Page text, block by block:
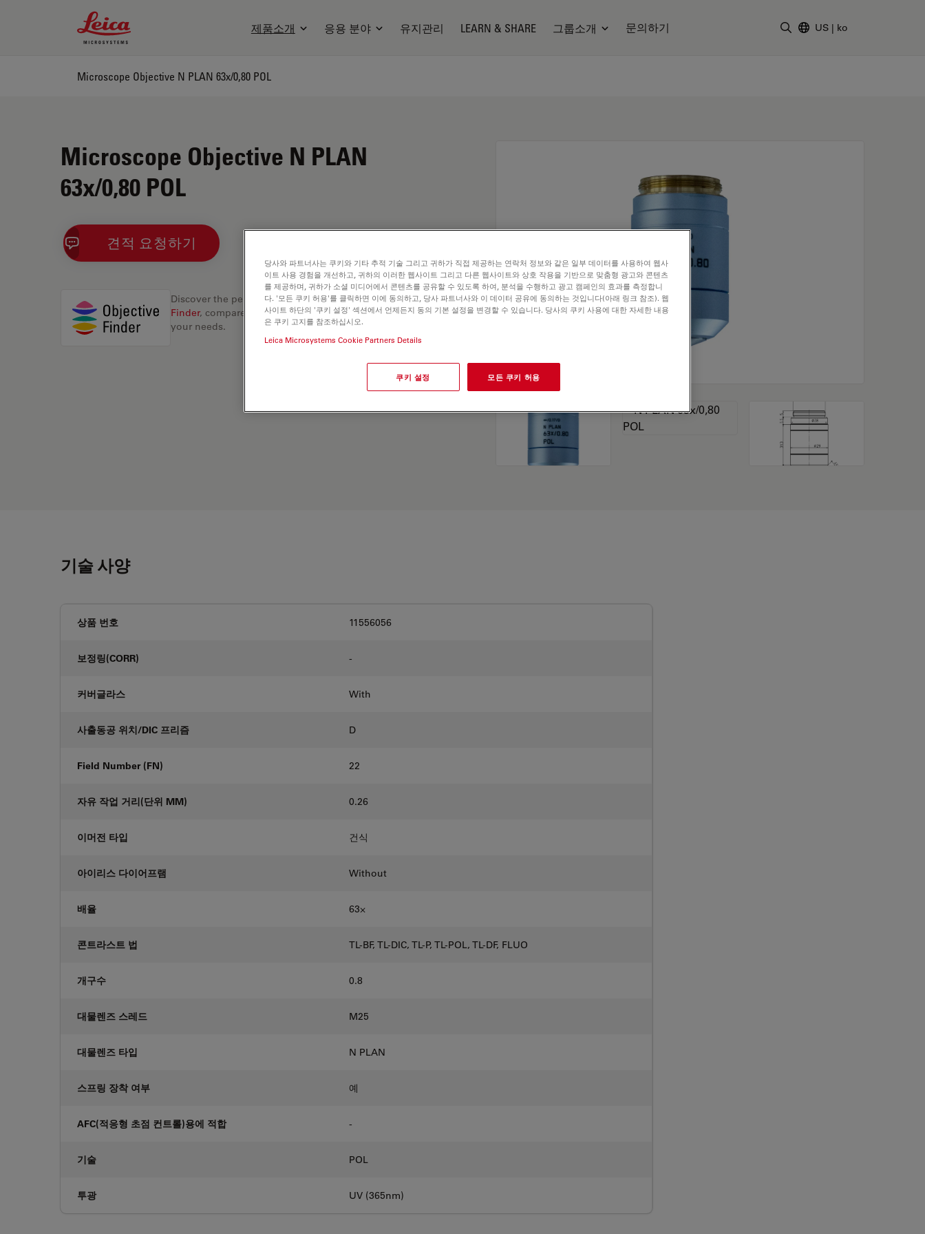
Leica Microsystems Logo
제품소개 응용 분야 유지관리 LEARN & SHARE 그룹소개 문의하기 US | ko
Microscope Objective N PLAN 63x/0,80 POL
Microscope Objective N PLAN
63x/0,80 POL
견적 요청하기
Discover the perfect solution. Explore ourObjective
Finder, compare alternatives, and find the best fit for
your needs.
기술 사양
상품 번호 11556056
보정링(CORR) -
커버글라스 With
사출동공 위치/DIC 프리즘 D
Field Number (FN) 22
자유 작업 거리(단위 MM) 0.26
이머전 타입 건식
아이리스 다이어프램 Without
배율 63⨉
콘트라스트 법 TL-BF, TL-DIC, TL-P, TL-POL, TL-DF, FLUO
개구수 0.8
대물렌즈 스레드 M25
대물렌즈 타입 N PLAN
스프링 장착 여부 예
AFC(적응형 초점 컨트롤)용에 적합 -
기술 POL
투광 UV (365nm)
당사와 파트너사는 쿠키와 기타 추적 기술 그리고 귀하가 직접 제공하는 연락처 정보와 같은 일부 데이터를 사용하여 웹사
이트 사용 경험을 개선하고, 귀하의 이러한 웹사이트 그리고 다른 웹사이트와 상호 작용을 기반으로 맞춤형 광고와 콘텐츠
를 제공하며, 귀하가 소셜 미디어에서 콘텐츠를 공유할 수 있도록 하여, 분석을 수행하고 광고 캠페인의 효과를 측정합니
다. '모든 쿠키 허용'를 클릭하면 이에 동의하고, 당사 파트너사와 이 데이터 공유에 동의하는 것입니다(아래 링크 참조). 웹
사이트 하단의 '쿠키 설정' 섹션에서 언제든지 동의 기본 설정을 변경할 수 있습니다. 당사의 쿠키 사용에 대한 자세한 내용
은 쿠키 고지를 참조하십시오.
Leica Microsystems Cookie Partners Details
쿠키 설정 모든 쿠키 허용